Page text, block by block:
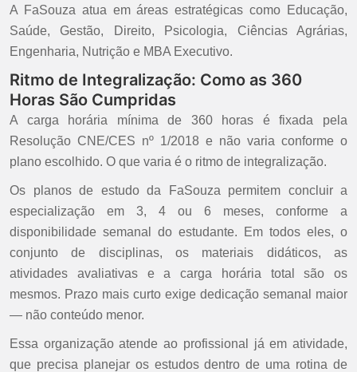
A FaSouza atua em áreas estratégicas como Educação,
Saúde, Gestão, Direito, Psicologia, Ciências Agrárias,
Engenharia, Nutrição e MBA Executivo.
Ritmo de Integralização: Como as 360
Horas São Cumpridas
A carga horária mínima de 360 horas é fixada pela
Resolução CNE/CES nº 1/2018 e não varia conforme o
plano escolhido. O que varia é o ritmo de integralização.
Os planos de estudo da FaSouza permitem concluir a
especialização em 3, 4 ou 6 meses, conforme a
disponibilidade semanal do estudante. Em todos eles, o
conjunto de disciplinas, os materiais didáticos, as
atividades avaliativas e a carga horária total são os
mesmos. Prazo mais curto exige dedicação semanal maior
— não conteúdo menor.
Essa organização atende ao profissional já em atividade,
que precisa planejar os estudos dentro de uma rotina de